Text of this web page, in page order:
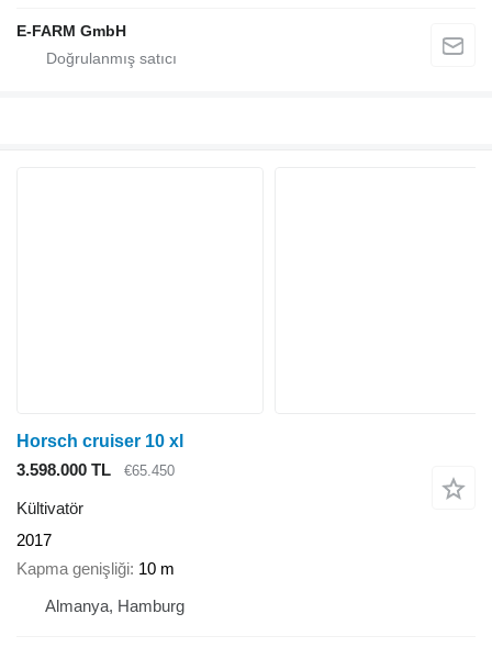
E-FARM GmbH
Horsch cruiser 10 xl
3.598.000 TL
€65.450
Kültivatör
2017
Kapma genişliği 10 m
Almanya, Hamburg